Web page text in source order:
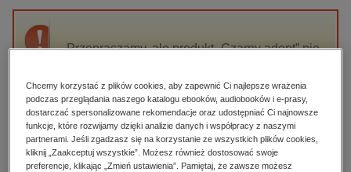
budownictwo, aranżacja wnętrz
darmowe wydania
edukacja
hobby, sport, rozrywka
komputery, internet, technologie, informatyka
Przepraszamy, ale produkt „Czarny adept” nie
High-contrast mode
Polecane
Chcemy korzystać z plików cookies, aby zapewnić Ci najlepsze wrażenia
podczas przeglądania naszego katalogu ebooków, audiobooków i e-prasy,
dostarczać spersonalizowane rekomendacje oraz udostępniać Ci najnowsze
funkcje, które rozwijamy dzięki analizie danych i współpracy z naszymi
partnerami. Jeśli zgadzasz się na korzystanie ze wszystkich plików cookies,
kliknij „Zaakceptuj wszystkie”. Możesz również dostosować swoje
preferencje, klikając „Zmień ustawienia”. Pamiętaj, że zawsze możesz